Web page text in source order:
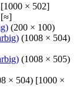
× 502]
[≈]
(200 × 100)
(1008 × 504)
(1008 × 505)
× 504) [1000 ×